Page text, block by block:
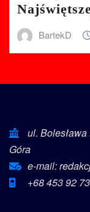
BartekD
ul.
Góra
e-mail:
+68 453 92 73